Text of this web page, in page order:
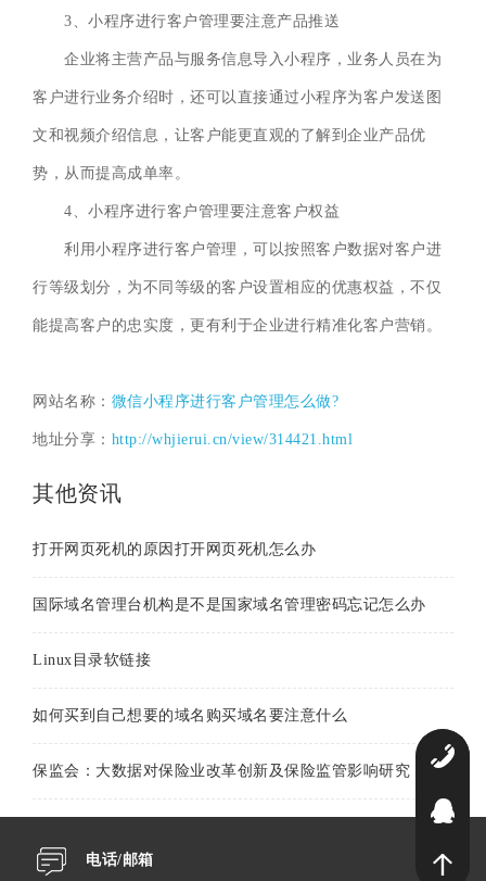
3、小程序进行客户管理要注意产品推送
企业将主营产品与服务信息导入小程序，业务人员在为
客户进行业务介绍时，还可以直接通过小程序为客户发送图
文和视频介绍信息，让客户能更直观的了解到企业产品优
势，从而提高成单率。
4、小程序进行客户管理要注意客户权益
利用小程序进行客户管理，可以按照客户数据对客户进
行等级划分，为不同等级的客户设置相应的优惠权益，不仅
能提高客户的忠实度，更有利于企业进行精准化客户营销。
网站名称： 微信小程序进行客户管理怎么做?
地址分享： http://whjierui.cn/view/314421.html
其他资讯
打开网页死机的原因打开网页死机怎么办
国际域名管理台机构是不是国家域名管理密码忘记怎么办
Linux目录软链接
如何买到自己想要的域名购买域名要注意什么
保监会：大数据对保险业改革创新及保险监管影响研究
电话/邮箱